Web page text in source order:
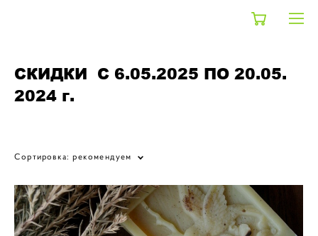
СКИДКИ С 6.05.2025 ПО 20.05.
2024 г.
Сортировка: рекомендуем